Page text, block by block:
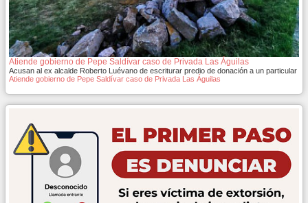
Atiende gobierno de Pepe Saldívar caso de Privada Las Águilas
Acusan al ex alcalde Roberto Luévano de escriturar predio de donación a un particular
Atiende gobierno de Pepe Saldívar caso de Privada Las Águilas